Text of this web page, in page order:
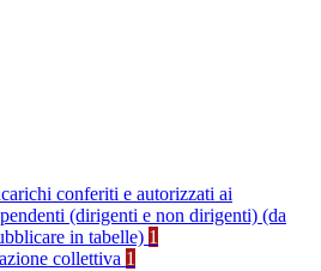
conferiti e autorizzati ai
(dirigenti e non dirigenti) (da
in tabelle) 1
collettiva 1